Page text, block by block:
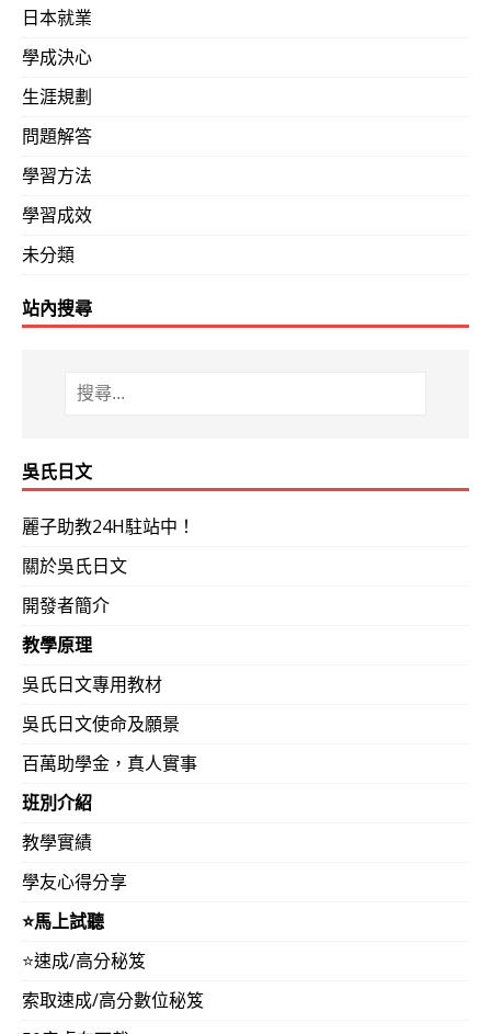
日本就業
學成決心
生涯規劃
問題解答
學習方法
學習成效
未分類
站內搜尋
吳氏日文
麗子助教24H駐站中！
關於吳氏日文
開發者簡介
教學原理
吳氏日文專用教材
吳氏日文使命及願景
百萬助學金，真人實事
班別介紹
教學實績
學友心得分享
⭐️馬上試聽
⭐️速成/高分秘笈
索取速成/高分數位秘笈